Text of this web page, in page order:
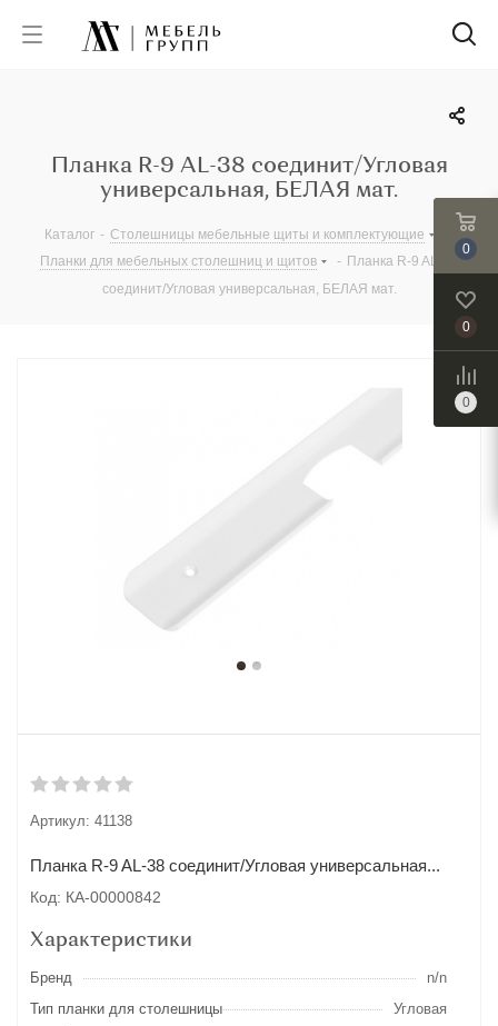
Планка R-9 AL-38 соединит/Угловая
универсальная, БЕЛАЯ мат.
Каталог - Столешницы мебельные щиты и комплектующие
Планки для мебельных столешниц и щитов
- Планка R-9 AL-38
соединит/Угловая универсальная, БЕЛАЯ мат.
Артикул: 41138
Планка R-9 AL-38 соединит/Угловая универсальная...
Код: КА-00000842
Характеристики
Бренд
n/n
Тип планки для столешницы
Угловая
0
0
0